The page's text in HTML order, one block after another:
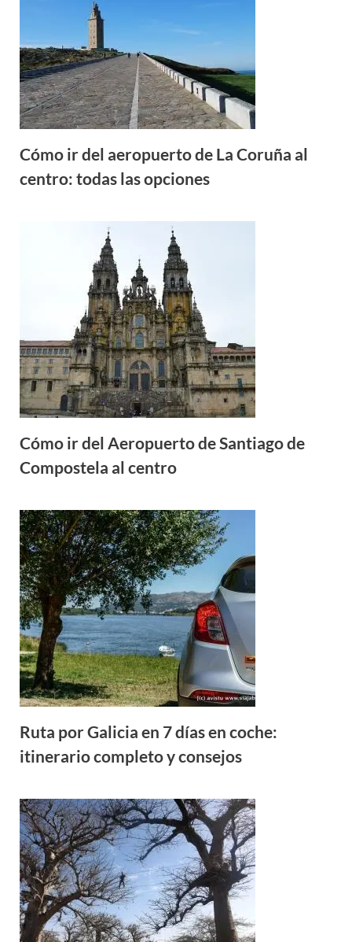
Cómo ir del aeropuerto de La Coruña al
centro: todas las opciones
Cómo ir del Aeropuerto de Santiago de
Compostela al centro
Ruta por Galicia en 7 días en coche:
itinerario completo y consejos